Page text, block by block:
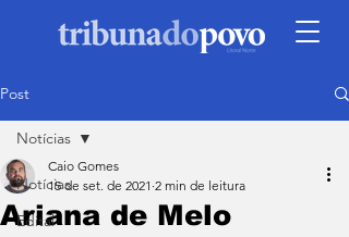
Post
Notícias
Edital
Notícias
Ariana de Melo
Caio Gomes
15 de set. de 2021 2 min de leitura